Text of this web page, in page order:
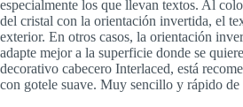
especialmente los que llevan textos. Al
del cristal con la orientación invertida, el
exterior. En otros casos, la orientación
adapte mejor a la superficie donde se
decorativo cabecero Interlaced, está
con gotele suave. Muy sencillo y rápido de